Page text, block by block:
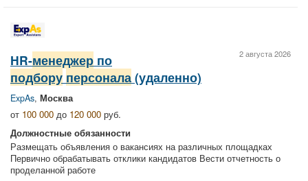
2 августа 2026
HR-менеджер по
подбору персонала (удаленно)
ExpAs, Москва
от 100 000 до 120 000 руб.
Должностные обязанности
Размещать объявления о вакансиях на различных площадках
Первично обрабатывать отклики кандидатов Вести отчетность о
проделанной работе